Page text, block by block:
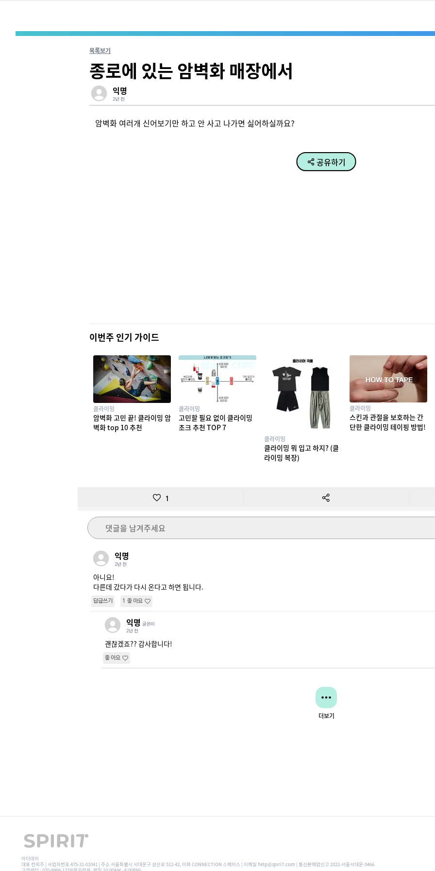
목록보기
종로에 있는 암벽화 매장에서
익명
2년 전
암벽화 여러개 신어보기만 하고 안 사고 나가면 싫어하실까요?
공유하기
이번주 인기 가이드
클라이밍
암벽화 고민 끝! 클라이밍 암
벽화 top 10 추천
클라이밍
고민할 필요 없이 클라이밍
초크 추천 TOP 7
클라이밍
클라이밍 뭐 입고 하지? (클
라이밍 복장)
클라이밍
스킨과 관절을 보호하는 간
단한 클라이밍 테이핑 방법!
1
댓글을 남겨주세요
익명
2년 전
아니요!
다른데 갔다가 다시 온다고 하면 됩니다.
답글쓰기 1 좋아요
익명 글쓴이
2년 전
괜찮겠죠?? 감사합니다!
좋아요
더보기
아더데이
대표 전희주 | 사업자번호 475-31-01041 | 주소 서울특별시 서대문구 성산로 512-42, 이화 CONNECTION 스페이스 | 이메일 help@spiri7.com | 통신판매업신고 2022-서울서대문-0466